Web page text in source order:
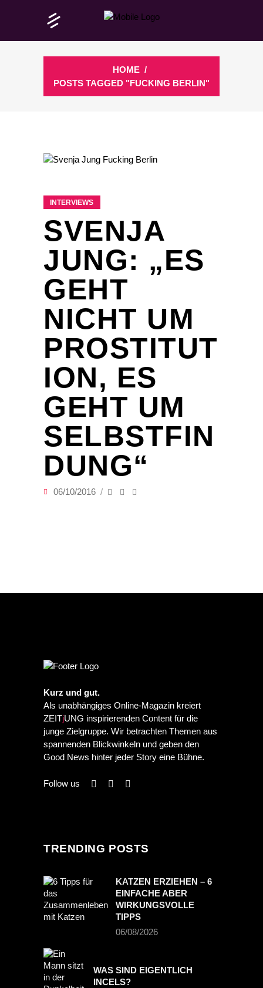
HOME /
POSTS TAGGED "FUCKING BERLIN"
INTERVIEWS
SVENJA
JUNG: „ES
GEHT
NICHT UM
PROSTITUT
ION, ES
GEHT UM
SELBSTFIN
DUNG“
06/10/2016
Kurz und gut.
Als unabhängiges Online-Magazin kreiert
ZEITjUNG inspirierenden Content für die
junge Zielgruppe. Wir betrachten Themen aus
spannenden Blickwinkeln und geben den
Good News hinter jeder Story eine Bühne.
Follow us
TRENDING POSTS
KATZEN ERZIEHEN – 6
EINFACHE ABER
WIRKUNGSVOLLE
TIPPS
06/08/2026
WAS SIND EIGENTLICH
INCELS?